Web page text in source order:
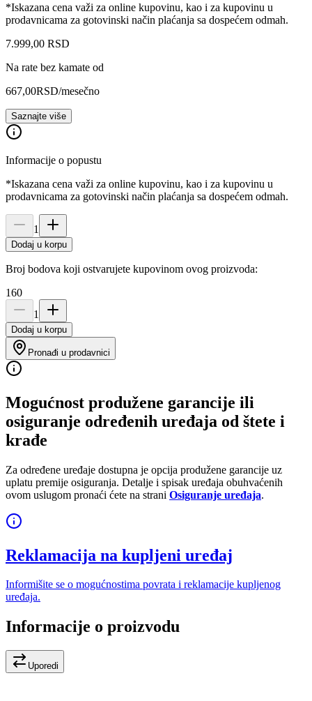
*Iskazana cena važi za online kupovinu, kao i za kupovinu u
prodavnicama za gotovinski način plaćanja sa dospećem odmah.
7.999,00 RSD
Na rate bez kamate od
667,00RSD/mesečno
Saznajte više
Informacije o popustu
*Iskazana cena važi za online kupovinu, kao i za kupovinu u
prodavnicama za gotovinski način plaćanja sa dospećem odmah.
1
Dodaj u korpu
Broj bodova koji ostvarujete kupovinom ovog proizvoda:
160
1
Dodaj u korpu
Pronađi u prodavnici
Mogućnost produžene garancije ili
osiguranje određenih uređaja od štete i
krađe
Za određene uređaje dostupna je opcija produžene garancije uz
uplatu premije osiguranja. Detalje i spisak uređaja obuhvaćenih
ovom uslugom pronaći ćete na strani Osiguranje uređaja.
Reklamacija na kupljeni uređaj
Informišite se o mogućnostima povrata i reklamacije kupljenog
uređaja.
Informacije o proizvodu
Uporedi